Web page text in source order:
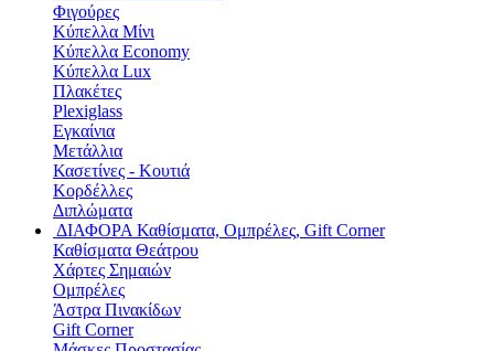
Φιγούρες
Κύπελλα Μίνι
Κύπελλα Economy
Κύπελλα Lux
Πλακέτες
Plexiglass
Εγκαίνια
Μετάλλια
Κασετίνες - Κουτιά
Κορδέλλες
Διπλώματα
ΔΙΑΦΟΡΑ Καθίσματα, Ομπρέλες, Gift Corner
Καθίσματα Θεάτρου
Χάρτες Σημαιών
Ομπρέλες
Άστρα Πινακίδων
Gift Corner